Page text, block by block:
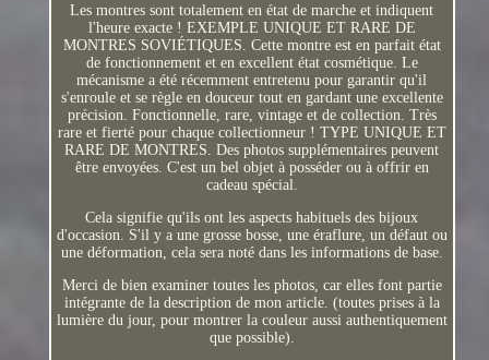
Les montres sont totalement en état de marche et indiquent
l'heure exacte ! EXEMPLE UNIQUE ET RARE DE
MONTRES SOVIÉTIQUES. Cette montre est en parfait état
de fonctionnement et en excellent état cosmétique. Le
mécanisme a été récemment entretenu pour garantir qu'il
s'enroule et se règle en douceur tout en gardant une excellente
précision. Fonctionnelle, rare, vintage et de collection. Très
rare et fierté pour chaque collectionneur ! TYPE UNIQUE ET
RARE DE MONTRES. Des photos supplémentaires peuvent
être envoyées. C'est un bel objet à posséder ou à offrir en
cadeau spécial.
Cela signifie qu'ils ont les aspects habituels des bijoux
d'occasion. S'il y a une grosse bosse, une éraflure, un défaut ou
une déformation, cela sera noté dans les informations de base.
Merci de bien examiner toutes les photos, car elles font partie
intégrante de la description de mon article. (toutes prises à la
lumière du jour, pour montrer la couleur aussi authentiquement
que possible).